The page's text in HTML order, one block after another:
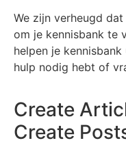
We zijn verheugd
om je kennisbank te
helpen je
hulp nodig hebt of
Create
Create